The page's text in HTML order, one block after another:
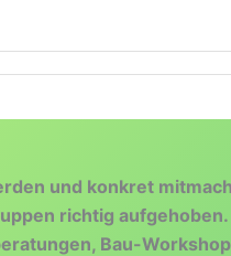
und konkret
richtig aufgehoben.
Bau-